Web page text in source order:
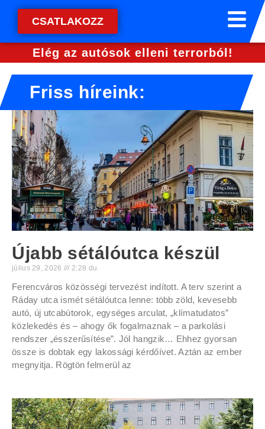
CSATLAKOZZ
Elég az autósok elleni terrorból!
Friss híreink:
Újabb sétálóutca készül
július 29, 2026 2:28 du.
Ferencváros közösségi tervezést indított. A terv szerint a
Ráday utca ismét sétálóutca lenne: több zöld, kevesebb
autó, új utcabútorok, egységes arculat, „klímatudatos”
közlekedés és – ahogy ők fogalmaznak – a parkolási
rendszer „ésszerűsítése”. Jól hangzik… Ehhez gyorsan
össze is dobtak egy lakossági kérdőívet. Aztán az ember
megnyitja. Rögtön felmerül az